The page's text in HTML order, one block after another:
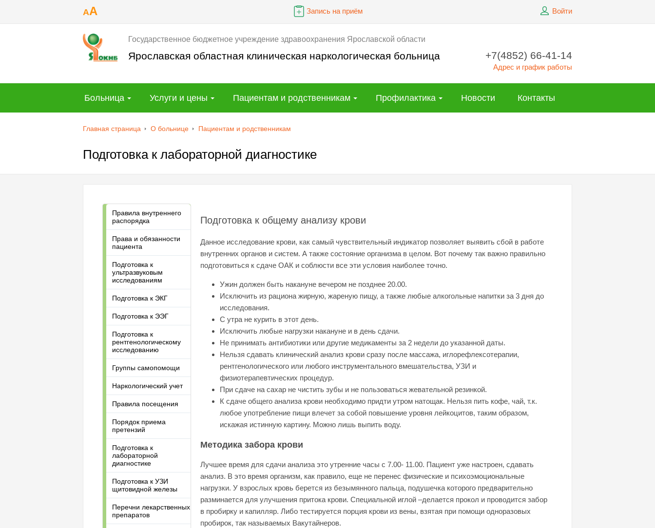
AA Запись на приём Войти
Государственное бюджетное учреждение здравоохранения Ярославской области
Ярославская областная клиническая наркологическая больница +7(4852) 66-41-14
Адрес и график работы
Больница Услуги и цены Пациентам и родственникам Профилактика Новости Контакты
Главная страница О больнице Пациентам и родственникам
Подготовка к лабораторной диагностике
Правила внутреннего
распорядка
Права и обязанности
пациента
Подготовка к
ультразвуковым
исследованиям
Подготовка к ЭКГ
Подготовка к ЭЭГ
Подготовка к
рентгенологическому
исследованию
Группы самопомощи
Наркологический учет
Правила посещения
Порядок приема
претензий
Подготовка к
лабораторной
диагностике
Подготовка к УЗИ
щитовидной железы
Перечни лекарственных
препаратов
Подготовка к общему анализу крови
Данное исследование крови, как самый чувствительный индикатор позволяет выявить сбой в работе
внутренних органов и систем. А также состояние организма в целом. Вот почему так важно правильно
подготовиться к сдаче ОАК и соблюсти все эти условия наиболее точно.
Ужин должен быть накануне вечером не позднее 20.00.
Исключить из рациона жирную, жареную пищу, а также любые алкогольные напитки за 3 дня до
исследования.
С утра не курить в этот день.
Исключить любые нагрузки накануне и в день сдачи.
Не принимать антибиотики или другие медикаменты за 2 недели до указанной даты.
Нельзя сдавать клинический анализ крови сразу после массажа, иглорефлексотерапии,
рентгенологического или любого инструментального вмешательства, УЗИ и
физиотерапевтических процедур.
При сдаче на сахар не чистить зубы и не пользоваться жевательной резинкой.
К сдаче общего анализа крови необходимо придти утром натощак. Нельзя пить кофе, чай, т.к.
любое употребление пищи влечет за собой повышение уровня лейкоцитов, таким образом,
искажая истинную картину. Можно лишь выпить воду.
Методика забора крови
Лучшее время для сдачи анализа это утренние часы с 7.00- 11.00. Пациент уже настроен, сдавать
анализ. В это время организм, как правило, еще не перенес физические и психоэмоциональные
нагрузки. У взрослых кровь берется из безымянного пальца, подушечка которого предварительно
разминается для улучшения притока крови. Специальной иглой –делается прокол и проводится забор
в пробирку и капилляр. Либо тестируется порция крови из вены, взятая при помощи одноразовых
пробирок, так называемых Вакутайнеров.